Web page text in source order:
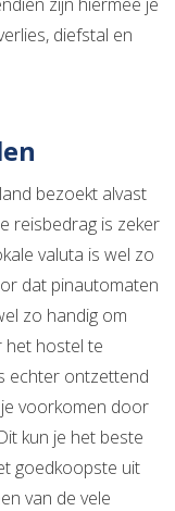
diefstal en
bezoekt alvast
reisbedrag is zeker
valuta is wel zo
dat pinautomaten
zo handig om
het hostel te
echter ontzettend
voorkomen door
kun je het beste
goedkoopste uit
van de vele